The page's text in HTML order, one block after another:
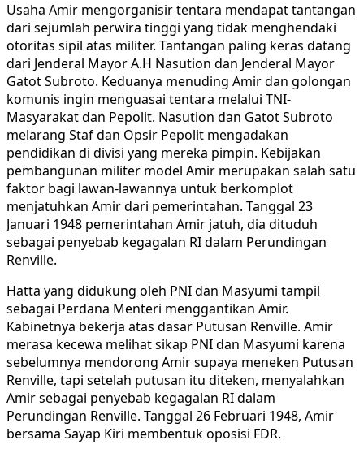
Usaha Amir mengorganisir tentara mendapat tantangan
dari sejumlah perwira tinggi yang tidak menghendaki
otoritas sipil atas militer. Tantangan paling keras datang
dari Jenderal Mayor A.H Nasution dan Jenderal Mayor
Gatot Subroto. Keduanya menuding Amir dan golongan
komunis ingin menguasai tentara melalui TNI-
Masyarakat dan Pepolit. Nasution dan Gatot Subroto
melarang Staf dan Opsir Pepolit mengadakan
pendidikan di divisi yang mereka pimpin. Kebijakan
pembangunan militer model Amir merupakan salah satu
faktor bagi lawan-lawannya untuk berkomplot
menjatuhkan Amir dari pemerintahan. Tanggal 23
Januari 1948 pemerintahan Amir jatuh, dia dituduh
sebagai penyebab kegagalan RI dalam Perundingan
Renville.
Hatta yang didukung oleh PNI dan Masyumi tampil
sebagai Perdana Menteri menggantikan Amir.
Kabinetnya bekerja atas dasar Putusan Renville. Amir
merasa kecewa melihat sikap PNI dan Masyumi karena
sebelumnya mendorong Amir supaya meneken Putusan
Renville, tapi setelah putusan itu diteken, menyalahkan
Amir sebagai penyebab kegagalan RI dalam
Perundingan Renville. Tanggal 26 Februari 1948, Amir
bersama Sayap Kiri membentuk oposisi FDR.